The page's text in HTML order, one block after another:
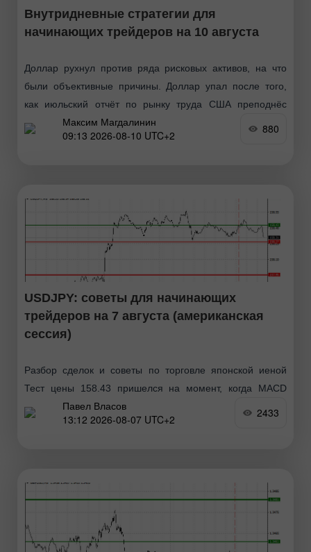
Внутридневные стратегии для
начинающих трейдеров на 10 августа
Доллар рухнул против ряда рисковых активов, на что
были объективные причины. Доллар упал после того,
как июльский отчёт по рынку труда США преподнёс
рынку крайне слабый сюрприз. Занятость в
несельскохозяйственном
Максим Магдалинин
09:13 2026-08-10 UTC+2
880
USDJPY: советы для начинающих
трейдеров на 7 августа (американская
сессия)
Разбор сделок и советы по торговле японской иеной
Тест цены 158.43 пришелся на момент, когда MACD
только начинал движение вверх от нулевой отметки, что
стало подтверждением правильной точки входа
Павел Власов
13:12 2026-08-07 UTC+2
2433